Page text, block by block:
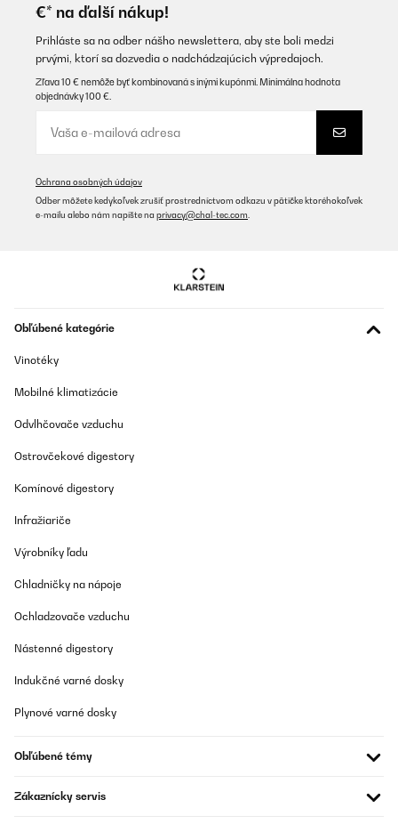
€* na ďalší nákup!
Prihláste sa na odber nášho newslettera, aby ste boli medzi
prvými, ktorí sa dozvedia o nadchádzajúcich výpredajoch.
Zľava 10 € nemôže byť kombinovaná s inými kupónmi. Minimálna hodnota
objednávky 100 €.
Ochrana osobných údajov
Odber môžete kedykoľvek zrušiť prostredníctvom odkazu v pätičke ktoréhokoľvek
e-mailu alebo nám napíšte na privacy@chal-tec.com
Obľúbené kategórie
Vinotéky
Mobilné klimatizácie
Odvlhčovače vzduchu
Ostrovčekové digestory
Komínové digestory
Infražiariče
Výrobníky ľadu
Chladničky na nápoje
Ochladzovače vzduchu
Nástenné digestory
Indukčné varné dosky
Plynové varné dosky
Obľúbené témy
Zákaznícky servis